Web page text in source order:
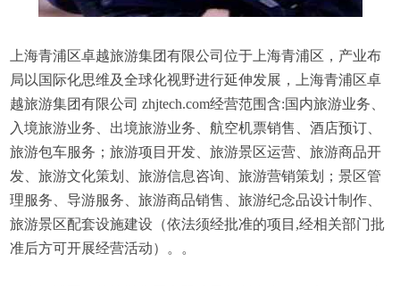
上海青浦区卓越旅游集团有限公司位于上海青浦区，产业布
局以国际化思维及全球化视野进行延伸发展，上海青浦区卓
越旅游集团有限公司 zhjtech.com经营范围含:国内旅游业务、
入境旅游业务、出境旅游业务、航空机票销售、酒店预订、
旅游包车服务；旅游项目开发、旅游景区运营、旅游商品开
发、旅游文化策划、旅游信息咨询、旅游营销策划；景区管
理服务、导游服务、旅游商品销售、旅游纪念品设计制作、
旅游景区配套设施建设（依法须经批准的项目,经相关部门批
准后方可开展经营活动）。。